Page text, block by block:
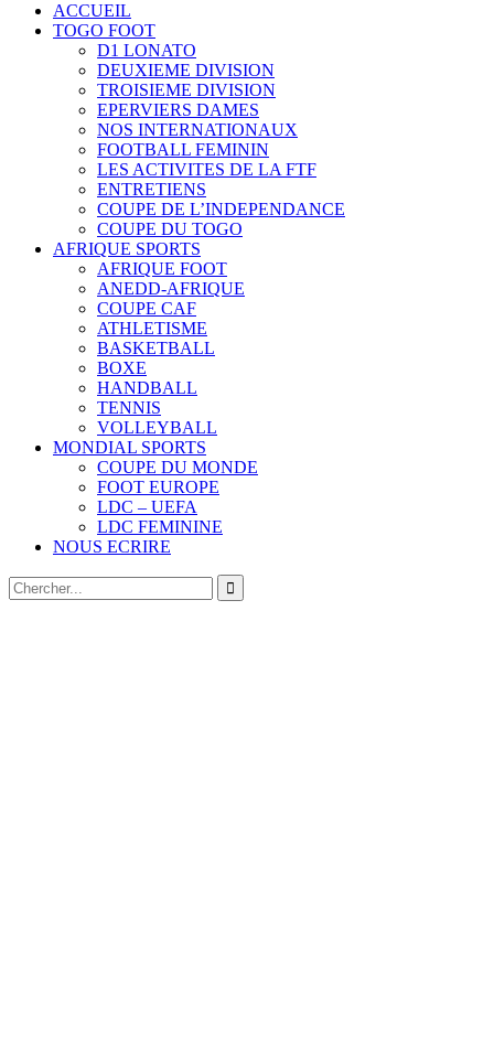
ACCUEIL
TOGO FOOT
D1 LONATO
DEUXIEME DIVISION
TROISIEME DIVISION
EPERVIERS DAMES
NOS INTERNATIONAUX
FOOTBALL FEMININ
LES ACTIVITES DE LA FTF
ENTRETIENS
COUPE DE L’INDEPENDANCE
COUPE DU TOGO
AFRIQUE SPORTS
AFRIQUE FOOT
ANEDD-AFRIQUE
COUPE CAF
ATHLETISME
BASKETBALL
BOXE
HANDBALL
TENNIS
VOLLEYBALL
MONDIAL SPORTS
COUPE DU MONDE
FOOT EUROPE
LDC – UEFA
LDC FEMININE
NOUS ECRIRE